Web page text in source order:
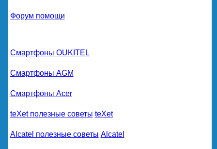
Форум помощи
Смартфоны OUKITEL
Смартфоны AGM
Смартфоны Acer
teXet полезные советы teXet
Alcatel полезные советы Alcatel